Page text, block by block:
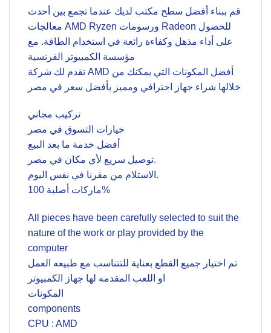
قم ببناء أفضل سطح مكتب لديك عندما تجمع بين أحدث
معالجات AMD Ryzen ورسومات Radeon للحصول
على أداء مذهل وكفاءة رائعة في استخدام الطاقة. مع
مؤسسة الكمبيوتر الفرنسية
تقدم لك شركة AMD أفضل المكونات التي يمكنك من
خلالها شراء جهاز احترافي ومميز بأفضل سعر في مصر
تركيب مجاني
خيارات التسوق في مصر
أفضل خدمة ما بعد البيع
توصيل سريع لأي مكان في مصر.
الاستلام من مقرنا في نفس اليوم.
ماركات أصلية 100%
All pieces have been carefully selected to suit the
nature of the work or play provided by the
computer
تم اختيار جميع القطع بعناية للتتناسب مع طبيعه العمل
او اللعب المقدمه لها جهاز الكمبيوتر
المكونات
components
CPU : AMD